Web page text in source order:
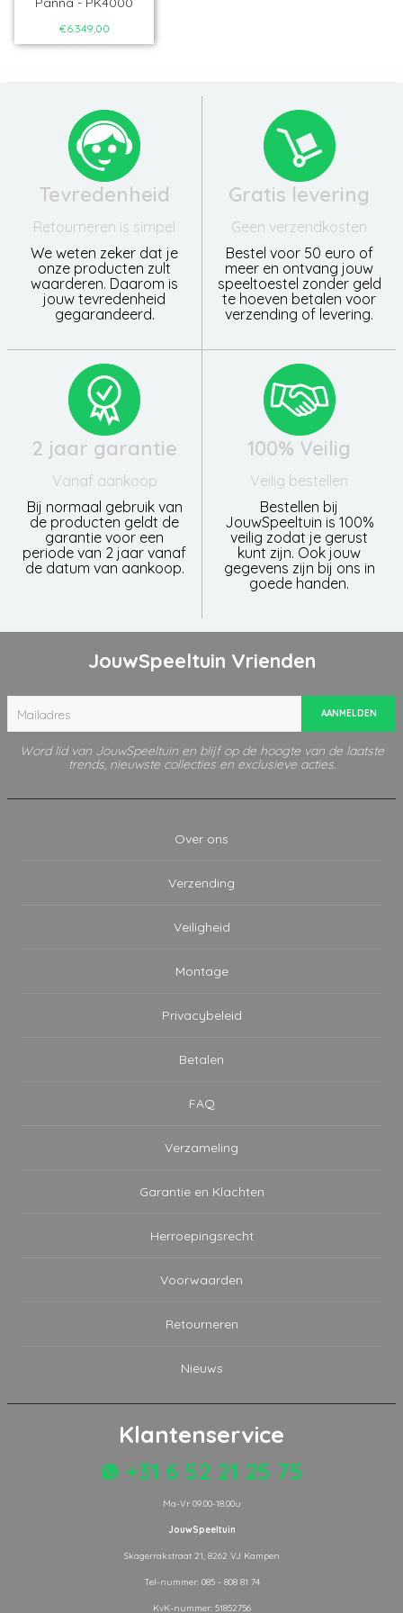
€6.349,00
Tevredenheid
Retourneren is simpel
We weten zeker dat je
onze producten zult
waarderen. Daarom is
jouw tevredenheid
gegarandeerd.
Gratis levering
Geen verzendkosten
Bestel voor 50 euro of
meer en ontvang jouw
speeltoestel zonder geld
te hoeven betalen voor
verzending of levering.
2 jaar garantie
Vanaf aankoop
Bij normaal gebruik van
de producten geldt de
garantie voor een
periode van 2 jaar vanaf
de datum van aankoop.
100% Veilig
Veilig bestellen
Bestellen bij
JouwSpeeltuin is 100%
veilig zodat je gerust
kunt zijn. Ook jouw
gegevens zijn bij ons in
goede handen.
JouwSpeeltuin Vrienden
AANMELDEN
Word lid van JouwSpeeltuin en blijf op de hoogte van de laatste
trends, nieuwste collecties en exclusieve acties.
Over ons
Verzending
Veiligheid
Montage
Privacybeleid
Betalen
FAQ
Verzameling
Garantie en Klachten
Herroepingsrecht
Voorwaarden
Retourneren
Nieuws
Klantenservice
+31 6 52 21 25 75
Ma-Vr 09.00-18.00u
JouwSpeeltuin
Skagerrakstraat 21, 8262 VJ Kampen
Tel-nummer: 085 - 808 81 74
KvK-nummer: 51852756